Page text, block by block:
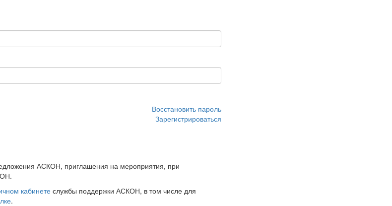
Восстановить пароль
Зарегистрироваться
АСКОН, приглашения на мероприятия, при
кабинетеслужбы поддержки АСКОН, в том числе для
.